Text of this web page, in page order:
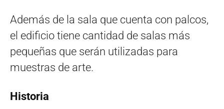
Además de la sala que cuenta con palcos,
el edificio tiene cantidad de salas más
pequeñas que serán utilizadas para
muestras de arte.
Historia